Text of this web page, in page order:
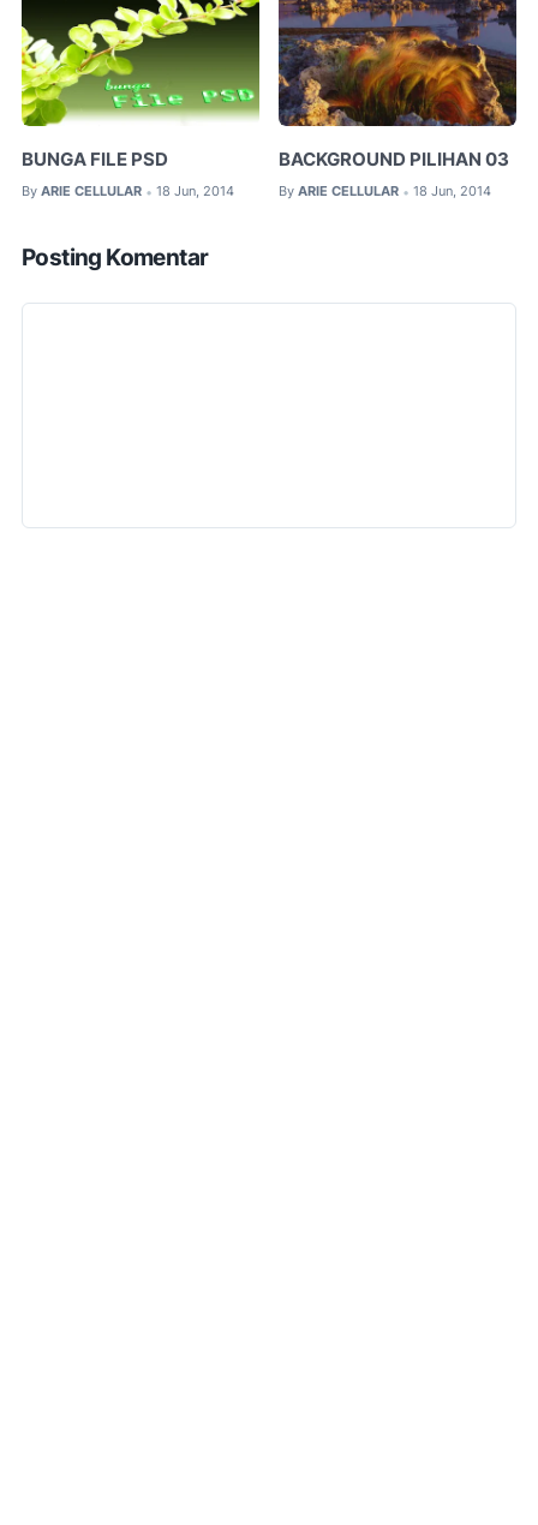
BUNGA FILE PSD
By ARIE CELLULAR • 18 Jun, 2014
BACKGROUND PILIHAN 03
By ARIE CELLULAR • 18 Jun, 2014
Posting Komentar